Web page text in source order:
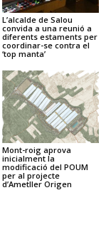
L’alcalde de Salou
convida a una reunió a
diferents estaments per
coordinar-se contra el
‘top manta’
Mont-roig aprova
inicialment la
modificació del POUM
per al projecte
d’Ametller Origen